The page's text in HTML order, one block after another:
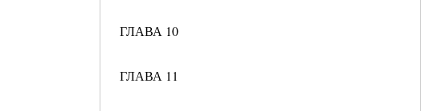
ГЛАВА 10
ГЛАВА 11